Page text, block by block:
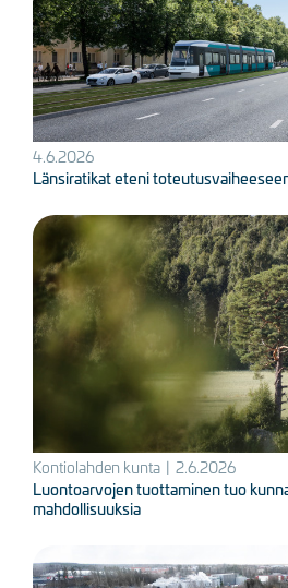
4.6.2026
Länsiratikat eteni
Kuva
Kontiolahden kunta | 2.6.2026
Luontoarvojen tuottaminen tuo
mahdollisuuksia
Kuva